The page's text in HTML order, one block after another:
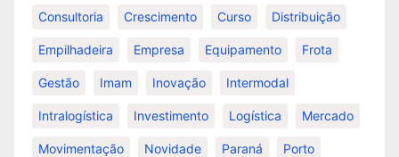
Consultoria Crescimento Curso Distribuição
Empilhadeira Empresa Equipamento Frota
Gestão Imam Inovação Intermodal
Intralogística Investimento Logística Mercado
Movimentação Novidade Paraná Porto